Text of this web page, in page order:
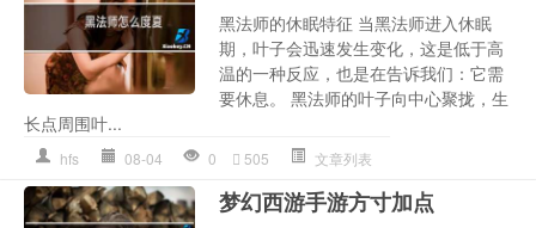
黑法师的休眠特征 当黑法师进入休眠
期，叶子会迅速发生变化，这是低于高
温的一种反应，也是在告诉我们：它需
要休息。 黑法师的叶子向中心聚拢，生
长点周围叶...
hfs 08-04 0 505 文章列表
梦幻西游手游方寸加点